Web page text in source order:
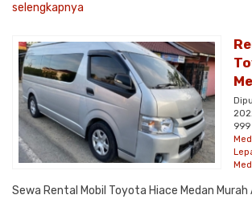
selengkapnya
Sewa Rental Mobil Toyota Hiace Medan